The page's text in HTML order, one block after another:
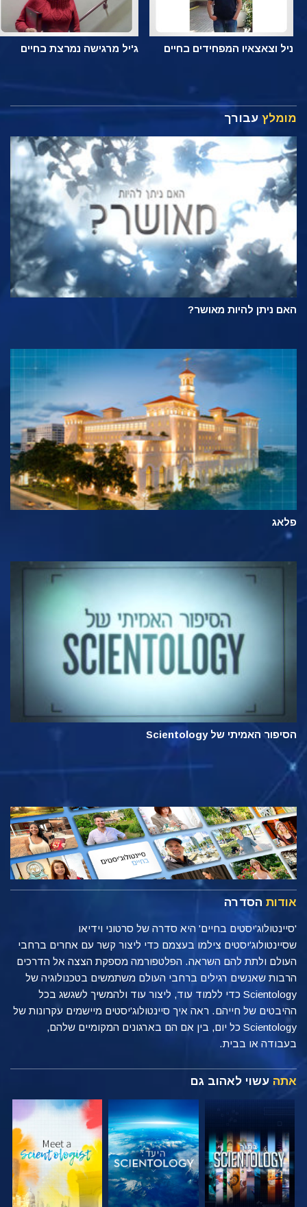
ניל וצאצאיו המפחידים בחיים ג'יל מרגישה נמרצת בחיים
מומלץ עבורך
האם ניתן להיות מאושר?
פלאג
הסיפור האמיתי של Scientology
אודות הסדרה
'סיינטולוג'יסטים בחיים' היא סדרה של סרטוני וידיאו
שסיינטולוג'יסטים צילמו בעצמם כדי ליצור קשר עם אחרים ברחבי
העולם ולתת להם השראה. הפלטפורמה מספקת הצצה אל הדרכים
הרבות שאנשים רגילים ברחבי העולם משתמשים בטכנולוגיה של
Scientology כדי ללמוד עוד, ליצור עוד ולהמשיך לשגשג בכל
ההיבטים של חייהם. ראה איך סיינטולוג'יסטים מיישמים עקרונות של
Scientology כל יום, בין אם הם בארגונים המקומיים שלהם,
בעבודה או בבית.
אתה עשוי לאהוב גם